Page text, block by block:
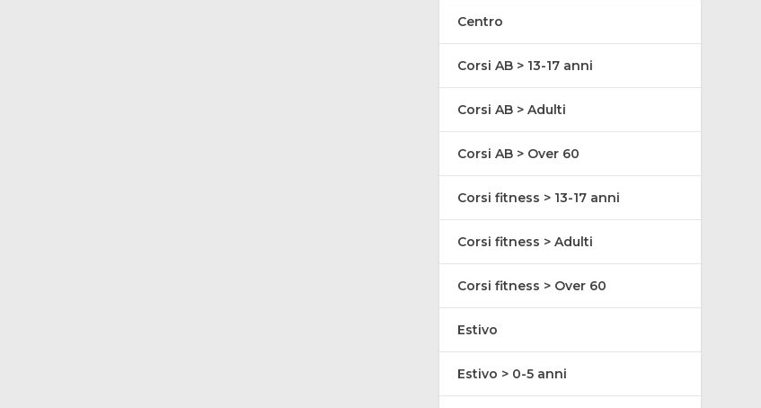
Centro
Corsi AB > 13-17 anni
Corsi AB > Adulti
Corsi AB > Over 60
Corsi fitness > 13-17 anni
Corsi fitness > Adulti
Corsi fitness > Over 60
Estivo
Estivo > 0-5 anni